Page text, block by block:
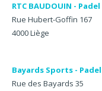
RTC BAUDOUIN - Padel
Rue Hubert-Goffin 167
4000 Liège
Bayards Sports - Padel
Rue des Bayards 35